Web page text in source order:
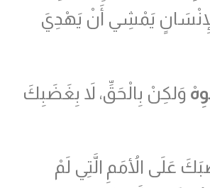
يَمْشِي أَنْ يَهْدِيَ
وَلكِنْ بِالْحَقِّ، لاَ بِغَضَبِكَ
عَلَى الأُمَمِ الَّتِي لَمْ